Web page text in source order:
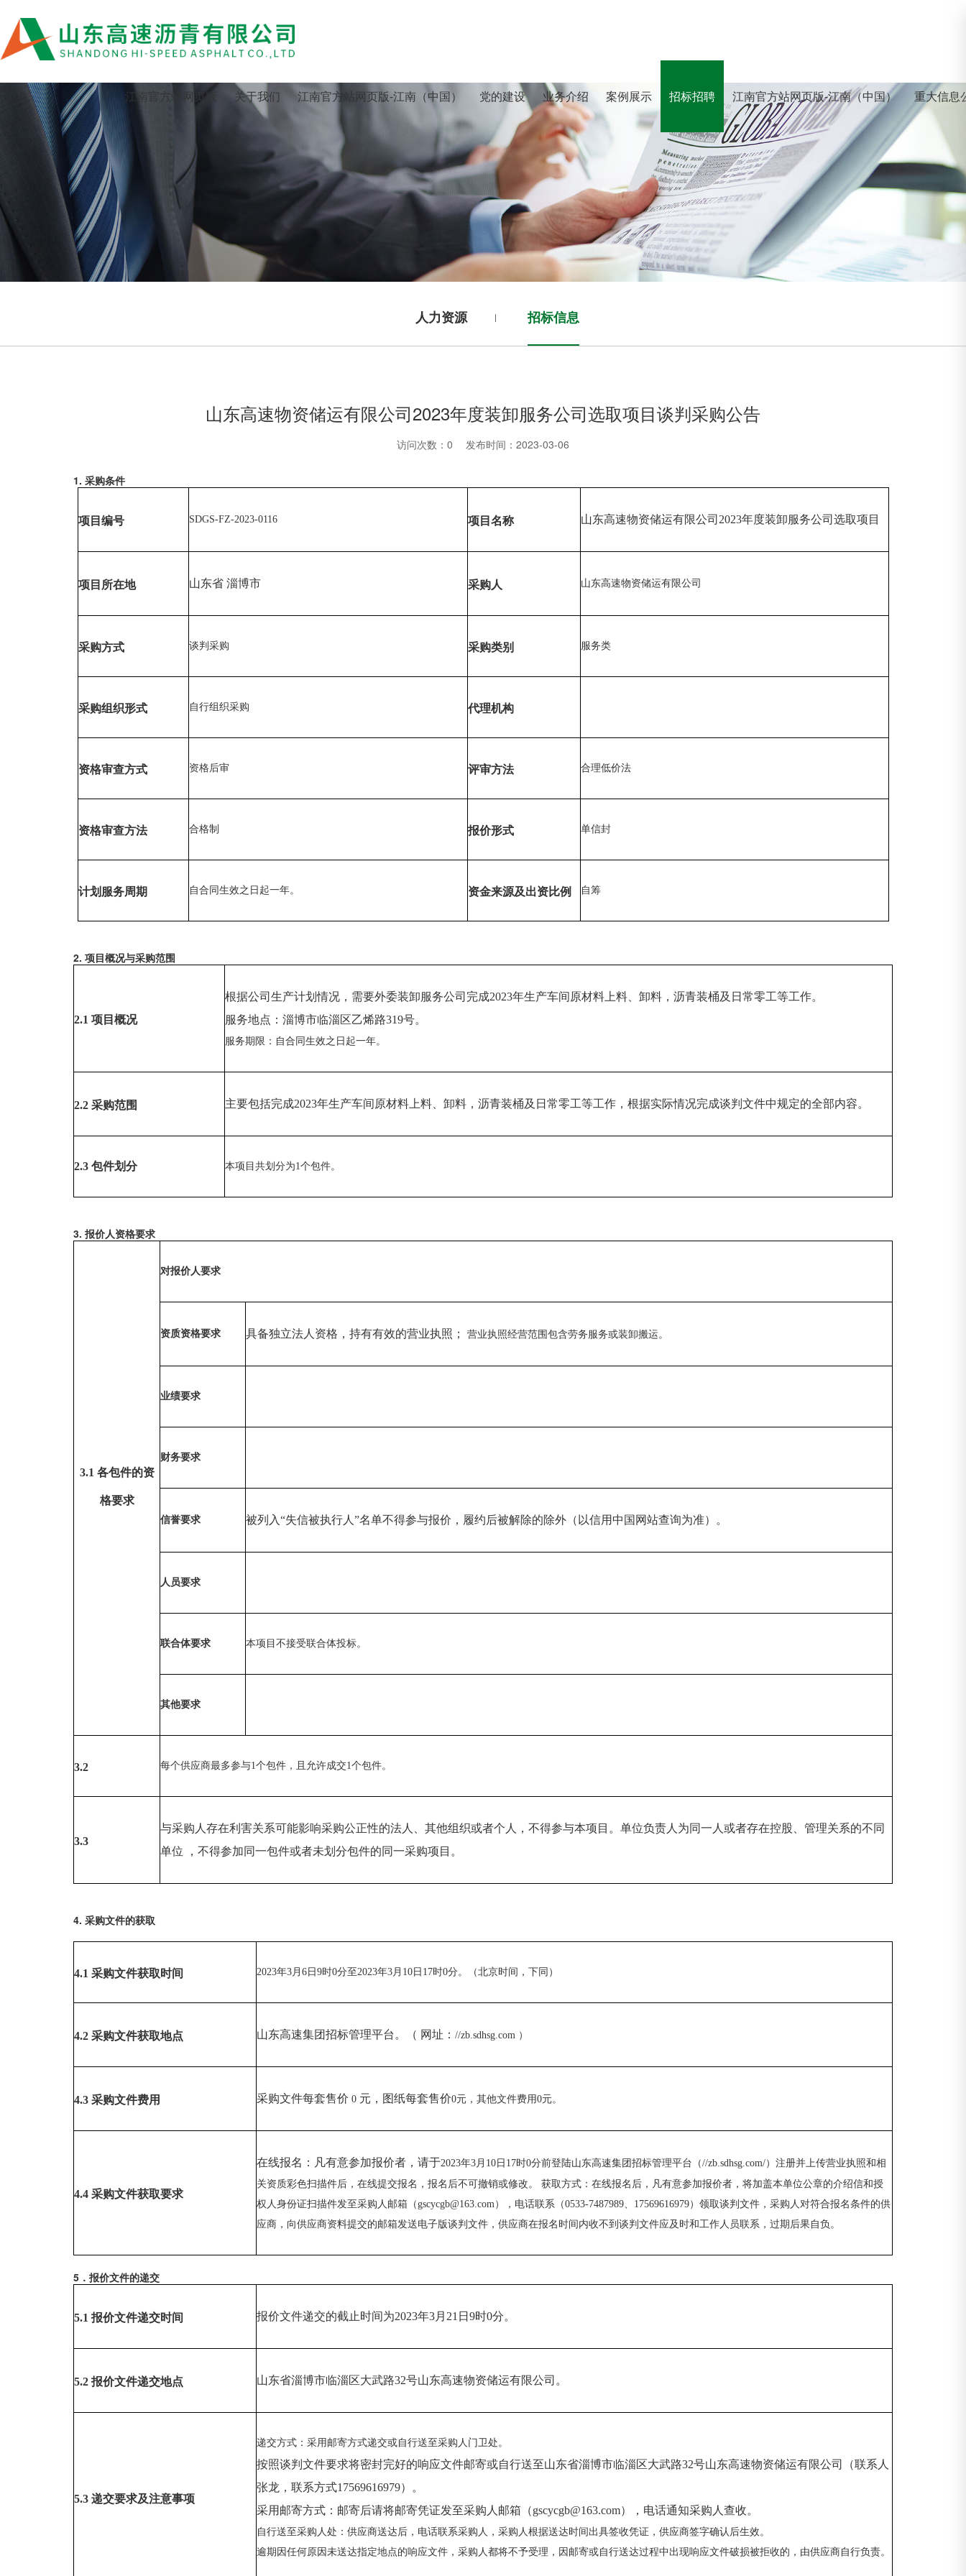
江南官方站网页版 关于我们 江南官方站网页版-江南（中国） 党的建设 业务介绍 案例展示 招标招聘 江南官方站网页版-江南（中国） 重大信息
人力资源 招标信息
山东高速物资储运有限公司2023年度装卸服务公司选取项目谈判采购公告
访问次数： 0 发布时间：2023-03-06
1. 采购条件
项目编号 SDGS-FZ-2023-0116 项目名称 山东高速物资储运有限公司 2023年度装卸服务公司选取项目
项目所在地 山东省 淄博市 采购人 山东高速物资储运有限公司
采购方式 谈判采购 采购类别 服务类
采购组织形式 自行组织采购 代理机构
资格审查方式 资格后审 评审方法 合理低价法
资格审查方法 合格制 报价形式 单信封
计划服务周期 自合同生效之日起一年。 资金来源及出资比例 自筹
2. 项目概况与采购范围
2.1 项目概况
根据公司生产计划情况，需要外委装卸服务公司完成2023年生产车间原材料上料、卸料，沥青装桶及日常零工等工作。
服务地点：淄博市临淄区乙烯路319号。
服务期限：自合同生效之日起一年。
2.2 采购范围 主要包括完成2023年生产车间原材料上料、卸料，沥青装桶及日常零工等工作，根据实际情况完成谈判文件中规定的全部内容。
2.3 包件划分 本项目共划分为1个包件。
3. 报价人资格要求
3.1 各包件的资
格要求
对报价人要求
资质资格要求 具备独立法人资格，持有有效的营业执照； 营业执照经营范围包含劳务服务或装卸搬运。
业绩要求
财务要求
信誉要求 被列入“失信被执行人”名单不得参与报价，履约后被解除的除外（以信用中国网站查询为准）。
人员要求
联合体要求 本项目不接受联合体投标。
其他要求
3.2 每个供应商最多参与1个包件，且允许成交1个包件。
3.3
与采购人存在利害关系可能影响采购公正性的法人、其他组织或者个人，不得参与本项目。单位负责人为同一人或者存在控股、管理关系的不同
单位
，不得参加同一包件或者未划分包件的同一采购项目。
4. 采购文件的获取
4.1 采购文件获取时间 2023年3月6日9时0分至2023年3月10日17时0分。（北京时间，下同）
4.2 采购文件获取地点 山东高速集团招标管理平台。（ 网址： //zb.sdhsg.com ）
4.3 采购文件费用 采购文件每套售价 0 元 ，图纸每套售价0元，其他文件费用0元。
4.4 采购文件获取要求
在线报名：凡有意参加报价者，请于2023年3月10日17时0分前登陆山东高速集团招标管理平台（//zb.sdhsg.com/）注册并上传营业执照和相
关资质彩色扫描件后，在线提交报名，报名后不可撤销或修改。 获取方式：在线报名后，凡有意参加报价者，将加盖本单位公章的介绍信和授
权人身份证扫描件发至采购人邮箱（gscycgb@163.com），电话联系（0533-7487989、17569616979）领取谈判文件，采购人对符合报名条件的供
应商，向供应商资料提交的邮箱发送电子版谈判文件，供应商在报名时间内收不到谈判文件应及时和工作人员联系，过期后果自负 。
5．报价文件的递交
5.1 报价文件递交时间 报价文件递交的截止时间为2023年3月21日9时0分。
5.2 报价文件递交地点 山东省淄博市临淄区大武路32号山东高速物资储运有限公司。
5.3 递交要求及注意事项
递交方式：采用邮寄方式递交或自行送至采购人门卫处。
按照谈判文件要求将密封完好的响应文件邮寄或自行送至山东省淄博市临淄区大武路32号山东高速物资储运有限公司（联系人
张龙，联系方式17569616979）。
采用邮寄方式：邮寄后请将邮寄凭证发至采购人邮箱（gscycgb@163.com），电话通知采购人查收。
自行送至采购人处：供应商送达后，电话联系采购人，采购人根据送达时间出具签收凭证，供应商签字确认后生效。
逾期因任何原因未送达指定地点的响应文件，采购人都将不予受理，因邮寄或自行送达过程中出现响应文件破损被拒收的，由供应商自行负责。